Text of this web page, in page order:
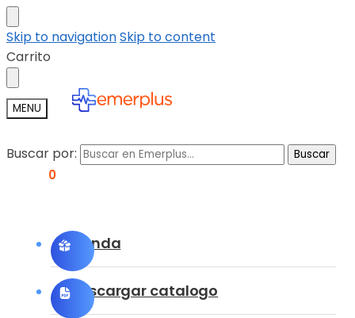
Skip to navigationSkip to content
Carrito
MENU
Buscar por: Buscar
0
Tienda
Descargar catalogo